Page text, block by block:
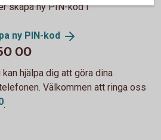
skapa ny PIN-kod i
ny PIN-kod
00
kan hjälpa dig att göra dina
Välkommen att ringa oss
.